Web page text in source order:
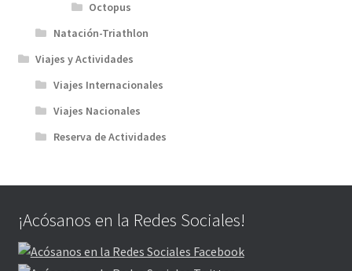
Octopus
Natación-Triathlon
Viajes y Actividades
Viajes Internacionales
Viajes Nacionales
Reserva de Actividades
¡Acósanos en la Redes Sociales!